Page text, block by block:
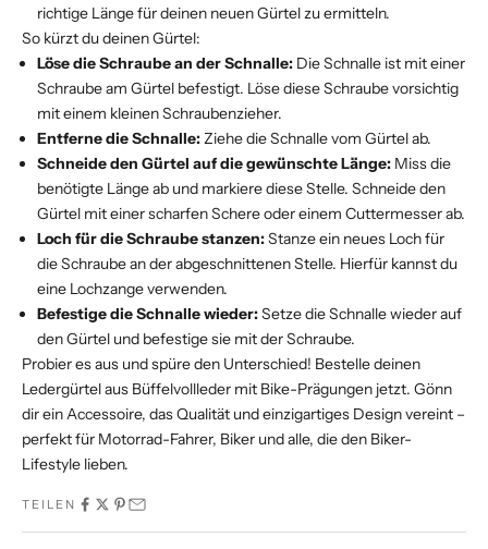
richtige Länge für deinen neuen Gürtel zu ermitteln.
So kürzt du deinen Gürtel:
Löse die Schraube an der Schnalle: Die Schnalle ist mit einer
Schraube am Gürtel befestigt. Löse diese Schraube vorsichtig
mit einem kleinen Schraubenzieher.
Entferne die Schnalle:Ziehe die Schnalle vom Gürtel ab.
Schneide den Gürtel auf die gewünschte Länge: Miss die
benötigte Länge ab und markiere diese Stelle. Schneide den
Gürtel mit einer scharfen Schere oder einem Cuttermesser ab.
Loch für die Schraube stanzen:Stanze ein neues Loch für
die Schraube an der abgeschnittenen Stelle. Hierfür kannst du
eine Lochzange verwenden.
Befestige die Schnalle wieder:Setze die Schnalle wieder auf
den Gürtel und befestige sie mit der Schraube.
Probier es aus und spüre den Unterschied! Bestelle deinen
Ledergürtel aus Büffelvollleder mit Bike-Prägungen jetzt. Gönn
dir ein Accessoire, das Qualität und einzigartiges Design vereint –
perfekt für Motorrad-Fahrer, Biker und alle, die den Biker-
Lifestyle lieben.
TEILEN